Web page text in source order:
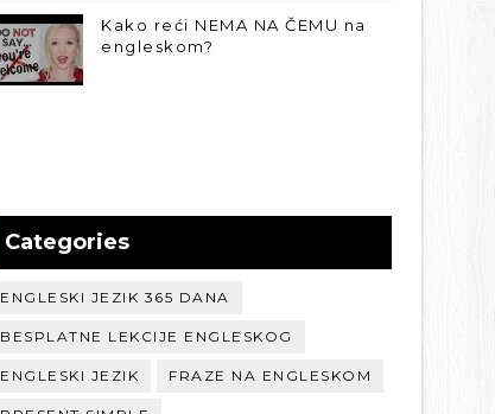
Kako reći NEMA NA ČEMU na
engleskom?
Categories
ENGLESKI JEZIK 365 DANA
BESPLATNE LEKCIJE ENGLESKOG
ENGLESKI JEZIK FRAZE NA ENGLESKOM